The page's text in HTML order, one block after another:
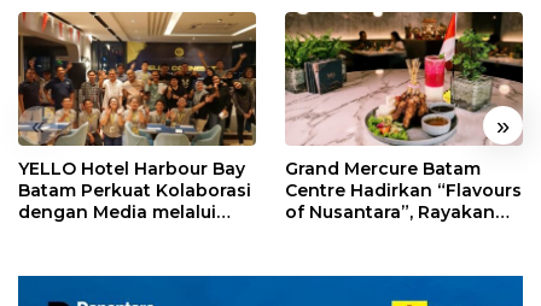
« »
YELLO Hotel Harbour Bay
Batam Perkuat Kolaborasi
dengan Media melalui
Grand Mercure Batam
Centre Hadirkan “Flavours
of Nusantara”, Rayakan